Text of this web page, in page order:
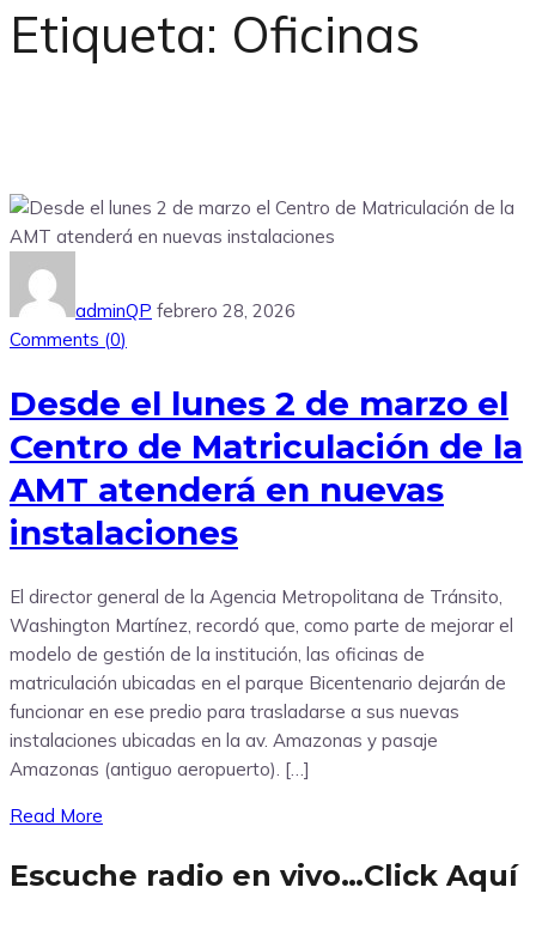
Etiqueta: Oficinas
adminQP febrero 28, 2026
Comments (0)
Desde el lunes 2 de marzo el
Centro de Matriculación de la
AMT atenderá en nuevas
instalaciones
El director general de la Agencia Metropolitana de Tránsito,
Washington Martínez, recordó que, como parte de mejorar el
modelo de gestión de la institución, las oficinas de
matriculación ubicadas en el parque Bicentenario dejarán de
funcionar en ese predio para trasladarse a sus nuevas
instalaciones ubicadas en la av. Amazonas y pasaje
Amazonas (antiguo aeropuerto). […]
Read More
Escuche radio en vivo…Click Aquí